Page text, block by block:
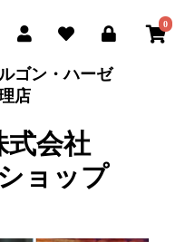
0
ゴン・ハーゼ
店
式会社
ョップ